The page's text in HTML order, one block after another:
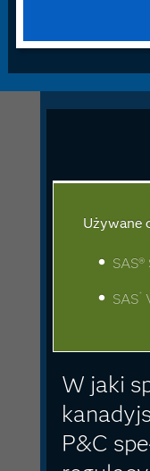
Używane
SAS®
W jaki
P&C